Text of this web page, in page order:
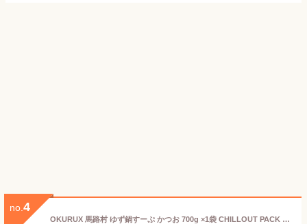
no. 4
OKURUX 馬路村 ゆず鍋すーぷ かつお 700g ×1袋 CHILLOUT PACK 鍋スープ 鍋つゆ 鍋 ゆず 鰹 カツオ